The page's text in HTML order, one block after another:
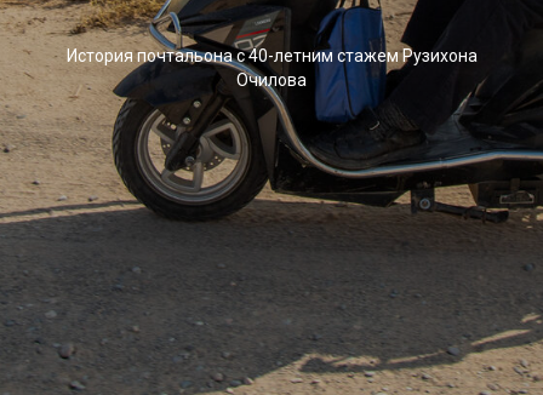
История почтальона с 40-летним стажем Рузихона
Очилова